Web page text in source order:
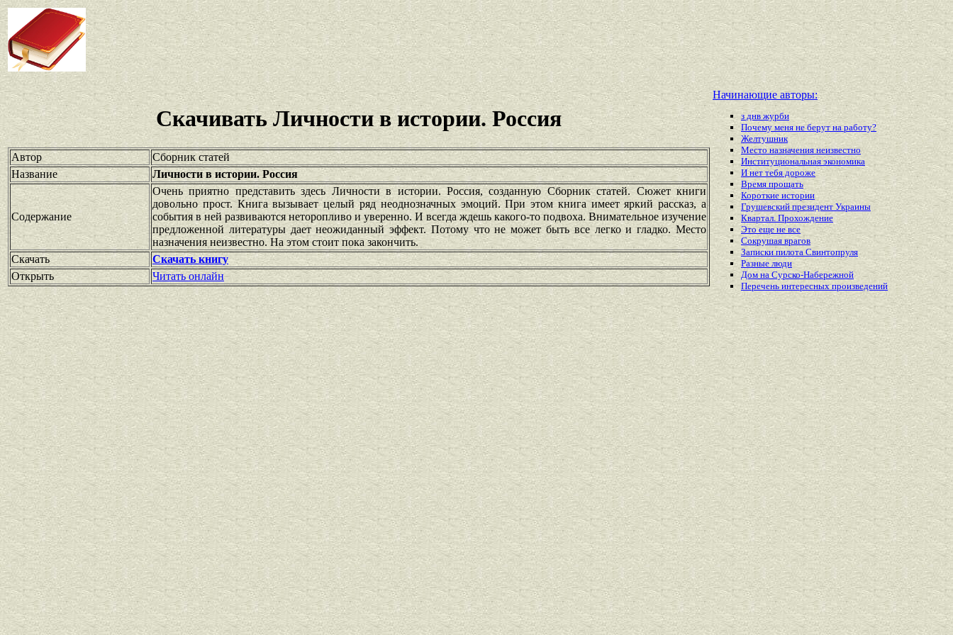
Скачивать Личности в истории. Россия
Автор
Сборник статей
Название
Личности в истории. Россия
Содержание
Очень приятно представить здесь Личности в истории. Россия, созданную Сборник статей. Сюжет книги
довольно прост. Книга вызывает целый ряд неоднозначных эмоций. При этом книга имеет яркий рассказ, а
события в ней развиваются неторопливо и уверенно. И всегда ждешь какого-то подвоха. Внимательное изучение
предложенной литературы дает неожиданный эффект. Потому что не может быть все легко и гладко. Место
назначения неизвестно. На этом стоит пока закончить.
Скачать
Скачать книгу
Открыть
Читать онлайн
Начинающие авторы:
з днв журби
Почему меня не берут на работу?
Желтушник
Место назначения неизвестно
Институциональная экономика
И нет тебя дороже
Время прощать
Короткие истории
Грушевский президент Украины
Квартал. Прохождение
Это еще не все
Сокрушая врагов
Записки пилота Свинтопруля
Разные люди
Дом на Сурско-Набережной
Перечень интересныхпроизведений